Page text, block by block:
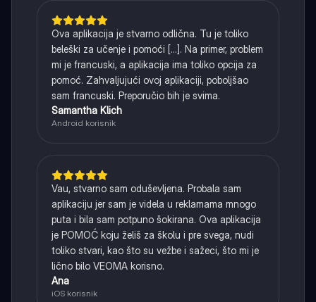
Ova aplikacija je stvarno odlična. Tu je toliko
beleški za učenje i pomoći [...]. Na primer, problem
mi je francuski, a aplikacija ima toliko opcija za
pomoć. Zahvaljujući ovoj aplikaciji, poboljšao
sam francuski. Preporučio bih je svima.
Samantha Klich
Android korisnik
Vau, stvarno sam oduševljena. Probala sam
aplikaciju jer sam je videla u reklamama mnogo
puta i bila sam potpuno šokirana. Ova aplikacija
je POMOĆ koju želiš za školu i pre svega, nudi
toliko stvari, kao što su vežbe i sažeci, što mi je
lično bilo VEOMA korisno.
Ana
iOS korisnik